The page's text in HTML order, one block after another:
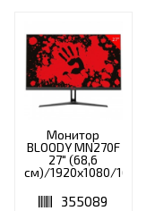
Монитор
BLOODY MN270F
27" (68,6
см)/1920x1080/16:9/
355089